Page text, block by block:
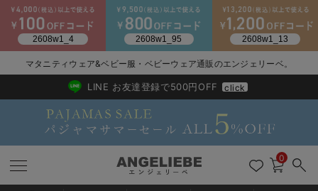
マタニティウェア&ベビー服・ベビーウェア通販のエンジェリーベ。
2026/NewArrival
送料495円(一部地域を除く) 7,700円以上で送料無料
LINE お友達登録で500円OFF click
0